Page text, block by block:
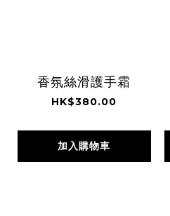
香氛絲滑護手霜
HK$380.00
加入購物車